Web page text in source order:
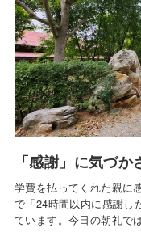
「感謝」に気づ
学費を払ってくれた親に
で「24時間以内に感謝し
ています。今日の朝礼で